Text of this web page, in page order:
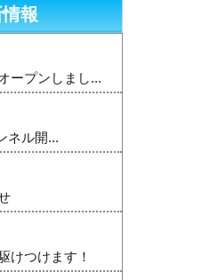
報
ープンしまし...
ネル開...
けつけます！